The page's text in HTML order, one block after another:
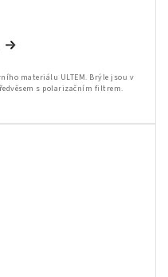
materiálu ULTEM. Brýle jsou v
s polarizačním filtrem.